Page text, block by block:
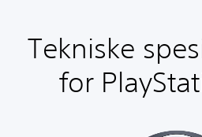
Tekniske
for